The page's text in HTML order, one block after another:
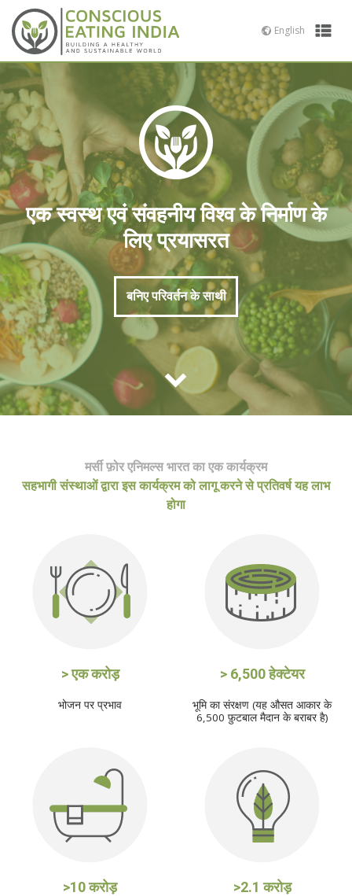
Skip
to
content
कॉन्शस
इटिंग
एक
स्वस्थ
एवं
संवहनीय
विश्व
के
निर्माण
के
लिए
प्रयासरत
English
एक स्वस्थ एवं संवहनीय विश्व के निर्माण के
लिए प्रयासरत
बनिए परिवर्तन के साथी
मर्सी फ़ोर एनिमल्स भारत का एक कार्यक्रम
सहभागी संस्थाओं द्वारा इस कार्यक्रम को लागू करने से प्रतिवर्ष यह लाभ
होगा
> एक करोड़
भोजन पर प्रभाव
> 6,500 हेक्टेयर
भूमि का संरक्षण (यह औसत आकार के
6,500 फ़ुटबाल मैदान के बराबर है)
>10 करोड़ >2.1 करोड़